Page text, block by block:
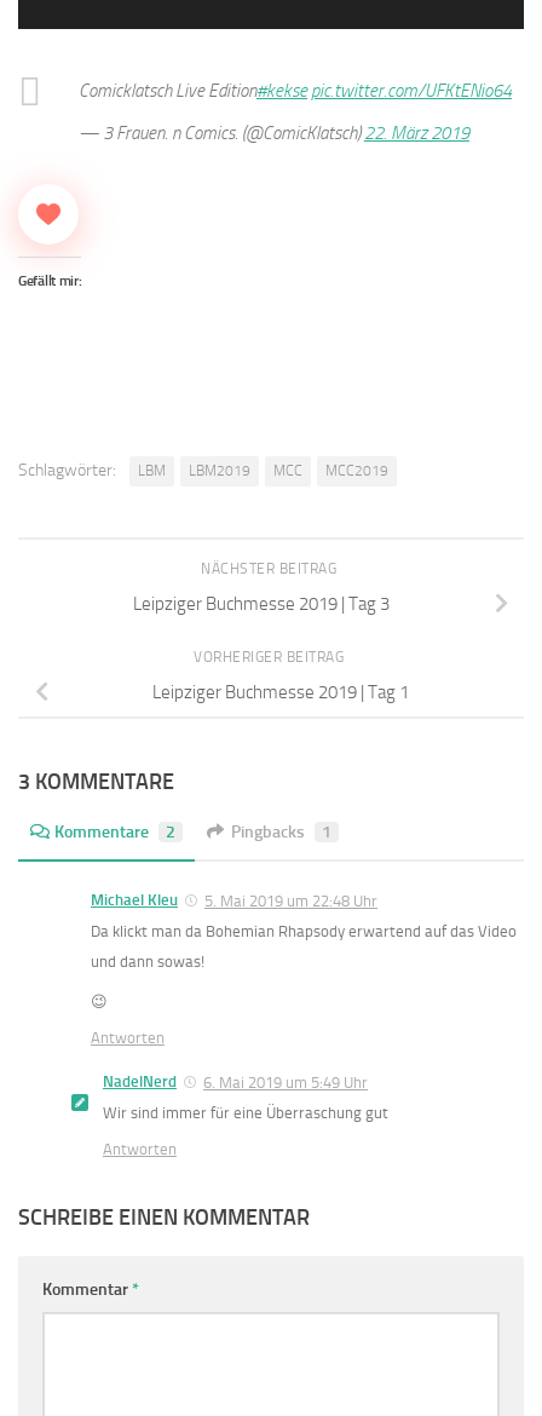
Comicklatsch Live Edition#kekse pic.twitter.com/UFKtENio64
— 3 Frauen. n Comics. (@ComicKlatsch)22. März 2019
Gefällt mir:
Schlagwörter: LBM LBM2019 MCC MCC2019
NÄCHSTER BEITRAG
Leipziger Buchmesse 2019 | Tag 3
VORHERIGER BEITRAG
Leipziger Buchmesse 2019 | Tag 1
3 KOMMENTARE
Kommentare 2 Pingbacks 1
Michael Kleu
5. Mai 2019 um 22:48 Uhr
Da klickt man da Bohemian Rhapsody erwartend auf das Video
und dann sowas!
😉
Antworten
NadelNerd
6. Mai 2019 um 5:49 Uhr
Wir sind immer für eine Überraschung gut
Antworten
SCHREIBE EINEN KOMMENTAR
Kommentar*